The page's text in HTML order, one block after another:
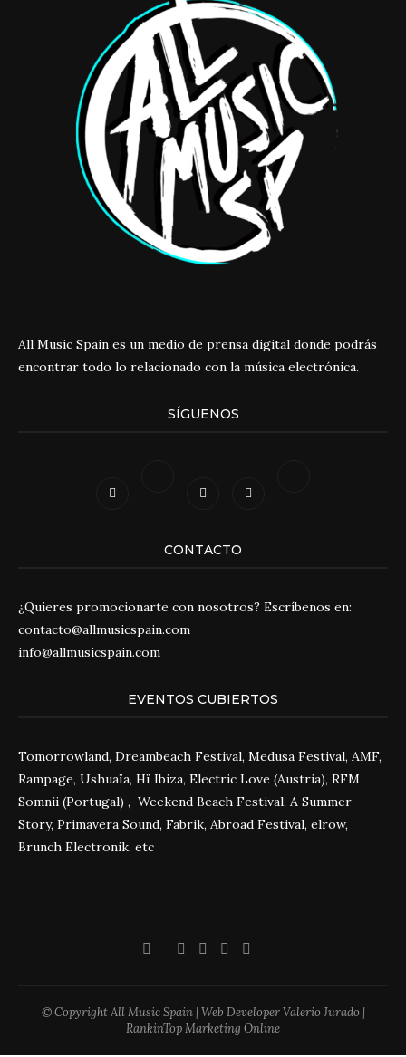
All Music Spain es un medio de prensa digital donde podrás
encontrar todo lo relacionado con la música electrónica.
SÍGUENOS
CONTACTO
¿Quieres promocionarte con nosotros? Escríbenos en:
contacto@allmusicspain.com
info@allmusicspain.com
EVENTOS CUBIERTOS
Tomorrowland, Dreambeach Festival, Medusa Festival, AMF,
Rampage, Ushuaïa, Hï Ibiza, Electric Love (Austria), RFM
Somnii (Portugal) , Weekend Beach Festival, A Summer
Story, Primavera Sound, Fabrik, Abroad Festival, elrow,
Brunch Electronik, etc
© Copyright All Music Spain | Web Developer Valerio Jurado |
RankinTop Marketing Online